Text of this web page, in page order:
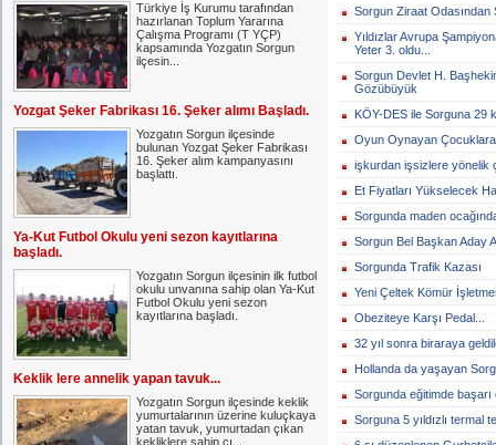
Türkiye İş Kurumu tarafından
hazırlanan Toplum Yararına
Çalışma Programı (T YÇP)
kapsamında Yozgatın Sorgun
ilçesin...
Yozgat Şeker Fabrikası 16. Şeker alımı Başladı.
Yozgatın Sorgun ilçesinde
bulunan Yozgat Şeker Fabrikası
16. Şeker alım kampanyasını
başlattı.
Ya-Kut Futbol Okulu yeni sezon kayıtlarına
başladı.
Yozgatın Sorgun ilçesinin ilk futbol
okulu unvanına sahip olan Ya-Kut
Futbol Okulu yeni sezon
kayıtlarına başladı.
Keklik lere annelik yapan tavuk...
Yozgatın Sorgun ilçesinde keklik
yumurtalarının üzerine kuluçkaya
yatan tavuk, yumurtadan çıkan
kekliklere sahip çı...
Sorgun Ziraat Odasından
Yıldızlar Avrupa
Yeter 3. oldu...
Sorgun Devlet H.
Gözübüyük
KÖY-DES ile Sorguna 29
Oyun Oynayan
işkurdan işsizlere yönelik
Et Fiyatları Yükselecek
Sorgunda maden
Sorgun Bel Başkan Aday
Sorgunda Trafik Kazası
Yeni Çeltek Kömür
Obeziteye Karşı Pedal...
32 yıl sonra biraraya
Hollanda da yaşayan
Sorgunda eğitimde başarı
Sorguna 5 yıldızlı termal